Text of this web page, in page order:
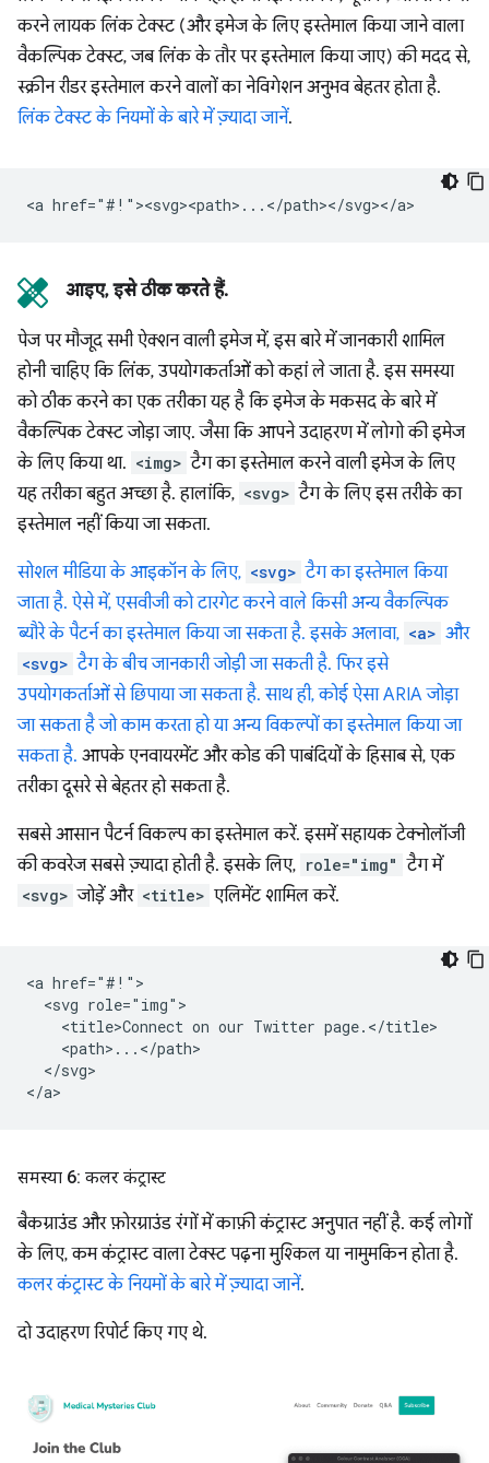
करने लायक लिंक टेक्स्ट (और इमेज के लिए इस्तेमाल किया जाने वाला
वैकल्पिक टेक्स्ट, जब लिंक के तौर पर इस्तेमाल किया जाए) की मदद से,
स्क्रीन रीडर इस्तेमाल करने वालों का नेविगेशन अनुभव बेहतर होता है.
लिंक टेक्स्ट के नियमों के बारे में ज़्यादा जानें.
आइए, इसे ठीक करते हैं.
पेज पर मौजूद सभी ऐक्शन वाली इमेज में, इस बारे में जानकारी शामिल
होनी चाहिए कि लिंक, उपयोगकर्ताओं को कहां ले जाता है. इस समस्या
को ठीक करने का एक तरीका यह है कि इमेज के मकसद के बारे में
वैकल्पिक टेक्स्ट जोड़ा जाए. जैसा कि आपने उदाहरण में लोगो की इमेज
के लिए किया था. <img> टैग का इस्तेमाल करने वाली इमेज के लिए
यह तरीका बहुत अच्छा है. हालांकि, <svg> टैग के लिए इस तरीके का
इस्तेमाल नहीं किया जा सकता.
सोशल मीडिया के आइकॉन के लिए, <svg> टैग का इस्तेमाल किया
जाता है. ऐसे में, एसवीजी को टारगेट करने वाले किसी अन्य वैकल्पिक
ब्यौरे के पैटर्न का इस्तेमाल किया जा सकता है. इसके अलावा, <a> और
<svg> टैग के बीच जानकारी जोड़ी जा सकती है. फिर इसे
उपयोगकर्ताओं से छिपाया जा सकता है. साथ ही, कोई ऐसा ARIA जोड़ा
जा सकता है जो काम करता हो या अन्य विकल्पों का इस्तेमाल किया जा
सकता है. आपके एनवायरमेंट और कोड की पाबंदियों के हिसाब से, एक
तरीका दूसरे से बेहतर हो सकता है.
सबसे आसान पैटर्न विकल्प का इस्तेमाल करें. इसमें सहायक टेक्नोलॉजी
की कवरेज सबसे ज़्यादा होती है. इसके लिए, role="img" टैग में
<svg> जोड़ें और <title> एलिमेंट शामिल करें.
<a href="#!">
  <svg role="img">
    <title>Connect on our Twitter page.</title>
    <path>...</path>
  </svg>
समस्या 6: कलर कंट्रास्ट
बैकग्राउंड और फ़ोरग्राउंड रंगों में काफ़ी कंट्रास्ट अनुपात नहीं है. कई लोगों
के लिए, कम कंट्रास्ट वाला टेक्स्ट पढ़ना मुश्किल या नामुमकिन होता है.
कलर कंट्रास्ट के नियमों के बारे में ज़्यादा जानें.
दो उदाहरण रिपोर्ट किए गए थे.